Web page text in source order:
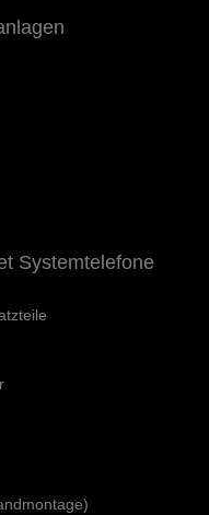
Systemtelefone